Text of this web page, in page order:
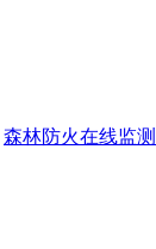
森林防火在线监